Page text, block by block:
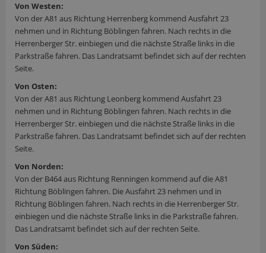
Von Westen:
Von der A81 aus Richtung Herrenberg kommend Ausfahrt 23
nehmen und in Richtung Böblingen fahren. Nach rechts in die
Herrenberger Str. einbiegen und die nächste Straße links in die
Parkstraße fahren. Das Landratsamt befindet sich auf der rechten
Seite.
Von Osten:
Von der A81 aus Richtung Leonberg kommend Ausfahrt 23
nehmen und in Richtung Böblingen fahren. Nach rechts in die
Herrenberger Str. einbiegen und die nächste Straße links in die
Parkstraße fahren. Das Landratsamt befindet sich auf der rechten
Seite.
Von Norden:
Von der B464 aus Richtung Renningen kommend auf die A81
Richtung Böblingen fahren. Die Ausfahrt 23 nehmen und in
Richtung Böblingen fahren. Nach rechts in die Herrenberger Str.
einbiegen und die nächste Straße links in die Parkstraße fahren.
Das Landratsamt befindet sich auf der rechten Seite.
Von Süden: